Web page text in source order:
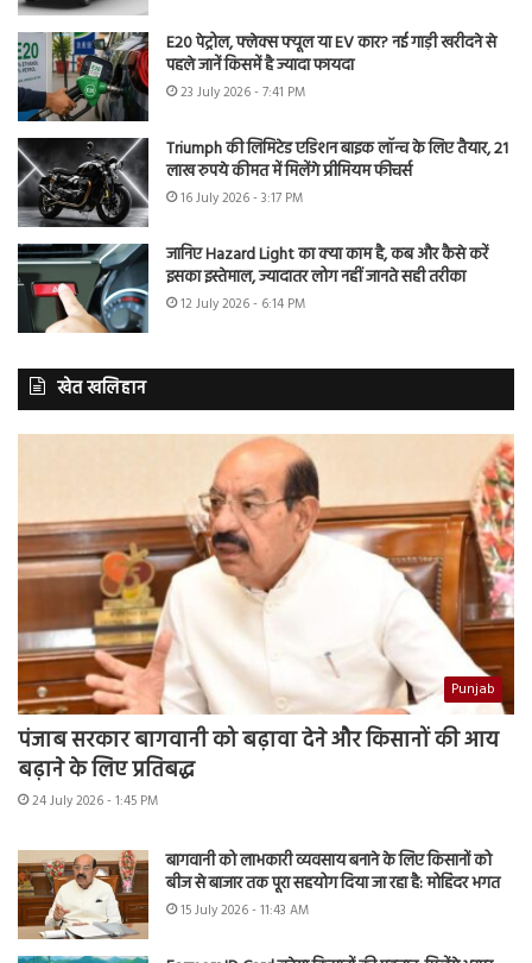
E20 पेट्रोल, फ्लेक्स फ्यूल या EV कार? नई गाड़ी खरीदने से
पहले जानें किसमें है ज्यादा फायदा
23 July 2026 - 7:41 PM
Triumph की लिमिटेड एडिशन बाइक लॉन्च के लिए तैयार, 21
लाख रुपये कीमत में मिलेंगे प्रीमियम फीचर्स
16 July 2026 - 3:17 PM
जानिए Hazard Light का क्या काम है, कब और कैसे करें
इसका इस्तेमाल, ज्यादातर लोग नहीं जानते सही तरीका
12 July 2026 - 6:14 PM
खेत खलिहान
Punjab
पंजाब सरकार बागवानी को बढ़ावा देने और किसानों की आय
बढ़ाने के लिए प्रतिबद्ध
24 July 2026 - 1:45 PM
बागवानी को लाभकारी व्यवसाय बनाने के लिए किसानों को
बीज से बाजार तक पूरा सहयोग दिया जा रहा है: मोहिंदर भगत
15 July 2026 - 11:43 AM